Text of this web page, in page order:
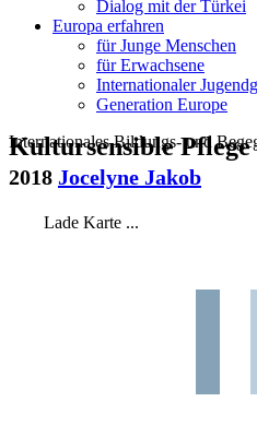
Dialog mit der Türkei
Europa erfahren
für Junge Menschen
für Erwachsene
Internationaler
Generation Europe
Internationales Bildungs- und
Kultursensible
2018 Jocelyne Jakob
Lade Karte ...